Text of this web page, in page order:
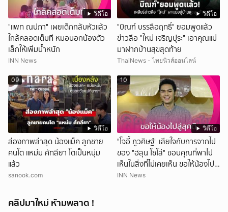
วิดีโอ
"แพท ณปภา" เผยเด็กกลับหัวแล้ว
ใกล้คลอดเต็มที หมอบอกน้องตัว
เล็กให้เพิ่มน้ำหนัก
INN News
วิดีโอ
"บิณฑ์ บรรลือฤทธิ์" ยอมพูดแล้ว
ข่าวลือ "ใหม่ เจริญปุระ" เอาคุณแม่
มาฝากบ้านสุขสุดท้าย
ThaiNews - ไทยนิวส์ออนไลน์
วิดีโอ
09
ส่องภาพล่าสุด น้องแม็ค ลูกชาย
คนโต แหม่ม คัทลียา โตเป็นหนุ่ม
แล้ว
sanook.com
วิดีโอ
10
"โจอี้ ภูวศิษฐ์" เสียใจกับการจากไป
ของ "ฮลุน โซโล่" ขอบคุณที่พาไป
เห็นในสิ่งที่ไม่เคยเห็น ขอให้น้องไปสู่
สุคติ
INN News
คลิปมาใหม่ ห้ามพลาด !